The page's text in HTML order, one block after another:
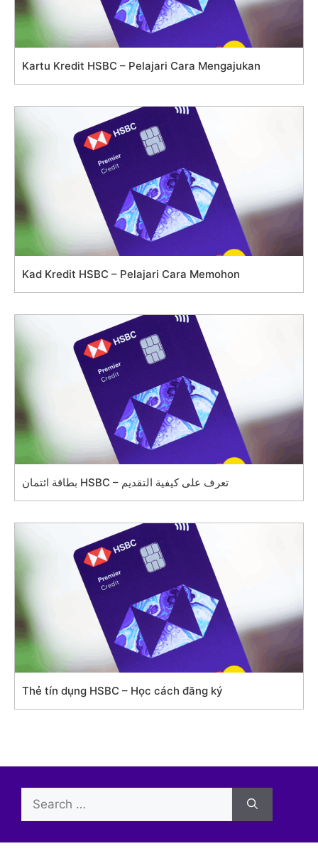
Kartu Kredit HSBC – Pelajari Cara Mengajukan
Kad Kredit HSBC – Pelajari Cara Memohon
بطاقة ائتمان HSBC – تعرف على كيفية التقديم
Thẻ tín dụng HSBC – Học cách đăng ký
for: